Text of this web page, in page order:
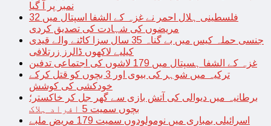
نمبر پر آ گیا
فلسطینی ہلال احمر نے غزہ کے الشفا اسپتال میں 32
مریضوں کی شہادت کی تصدیق کردی
جنسی حملہ کیس میں بے گناہ 35 سال سزا کاٹنے والے قیدی
کیلیے لاکھوں ڈالرز زرتلافی
غزہ کے الشفا ہسپتال میں 179 لاشوں کی اجتماعی تدفین
ترکیہ میں شوہر کی بیوی اور 3 بچوں کو قتل کرکے
خودکشی کی کوشش
برطانیہ میں دیوالی کی آتش بازی سے گھر جل کر خاکستر؛
بچوں سمیت 5 افراد ہلاک
اسرائیلی بمباری میں نومولودوں سمیت 179 مریض ملبے